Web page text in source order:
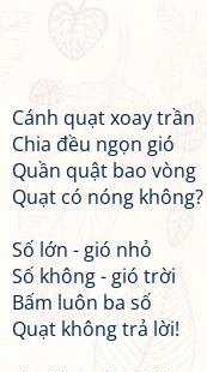
Cánh quạt xoay trần
Chia đều ngọn gió
Quần quật bao vòng
Quạt có nóng không?
Số lớn - gió nhỏ
Số không - gió trời
Bấm luôn ba số
Quạt không trả lời!